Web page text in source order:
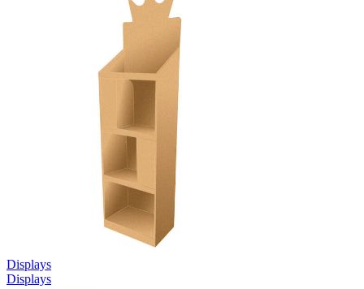
Displays
Displays